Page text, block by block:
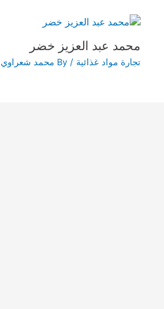
محمد عبد العزيز خضر
تجارة مواد غذائية / By محمد شعراوي